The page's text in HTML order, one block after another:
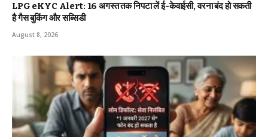
LPG eKYC Alert: 16 अगस्त तक निपटा लें ई-केवाईसी, वरना बंद हो सकती
है गैस बुकिंग और सब्सिडी
August 8, 2026